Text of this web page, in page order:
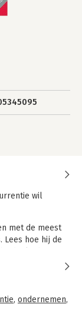
wil
met de meest
Lees hoe hij de
concurrentie
gedreven
u bekend
, ondernemen,